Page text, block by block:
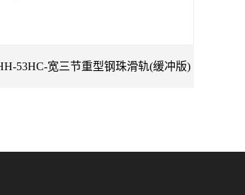
53HC-宽三节重型钢珠滑轨(缓冲版)